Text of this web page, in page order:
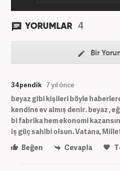
YORUMLAR 4
Bir
34pendik 7 yıl önce
beyaz gibi kişileri böyle
kendine ev almış denir. beyaz ,
bi fabrika hem ekonomi
iş güç sahibi olsun. Vatana,
Beğen
Cevapla